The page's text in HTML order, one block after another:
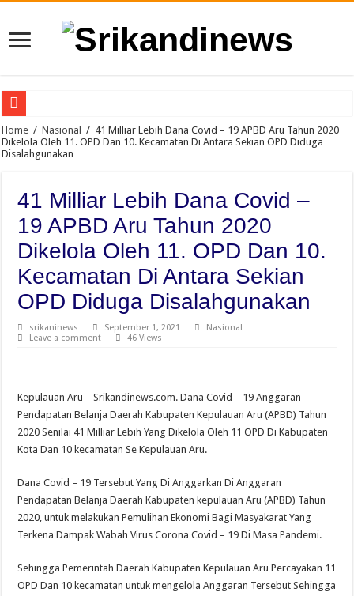
Jambore TK/RA Bandar Khalipah Jadi Teladan di 21 Kecamatan
Sah, Secara Aklamasi WFS Pimpin Karang Taruna Provinsi Lampung Periode
Polda Riau Jangan “Tebang Pilih”, Sawmil di Desa Tapung Lestari Masih
Dikeluarkan dari Grup PLN Menyapa, Srikandinews.com Pertanyakan Sikap
Warga Kecamatan Lubuk Pakam Tanyakan Kapolri : Kapan Kapolresta dan
FORWARSPAM-RI Kritik Pelaksanaan Hari Anak Nasional di Deli Serdang,
Kelalaian Panitia : Menginjak Injak Kewibawaan Bupati Deli Serdang.
WFS: Karang Taruna “Kendaraan” Bagi Kaum Muda untuk Lampung yang Maju
Home / Nasional / 41 Milliar Lebih Dana Covid – 19 APBD Aru Tahun 2020
Dikelola Oleh 11. OPD Dan 10. Kecamatan Di Antara Sekian OPD Diduga
Disalahgunakan
41 Milliar Lebih Dana Covid –
19 APBD Aru Tahun 2020
Dikelola Oleh 11. OPD Dan 10.
Kecamatan Di Antara Sekian
OPD Diduga Disalahgunakan
srikaninews September 1, 2021
Nasional
Leave a comment
46 Views
Kepulauan Aru – Srikandinews.com. Dana Covid – 19 Anggaran
Pendapatan Belanja Daerah Kabupaten Kepulauan Aru (APBD) Tahun
2020 Senilai 41 Milliar Lebih Yang Dikelola Oleh 11 OPD Di Kabupaten
Kota Dan 10 kecamatan Se Kepulauan Aru.
Dana Covid – 19 Tersebut Yang Di Anggarkan Di Anggaran
Pendapatan Belanja Daerah Kabupaten kepulauan Aru (APBD) Tahun
2020, untuk melakukan Pemulihan Ekonomi Bagi Masyakarat Yang
Terkena Dampak Wabah Virus Corona Covid – 19 Di Masa Pandemi.
Sehingga Pemerintah Daerah Kabupaten Kepulauan Aru Percayakan 11
OPD Dan 10 kecamatan untuk mengelola Anggaran Tersebut Sehingga